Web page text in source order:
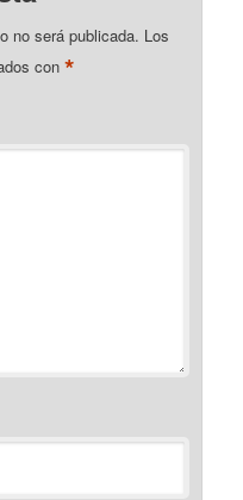
no será publicada. Los
con*